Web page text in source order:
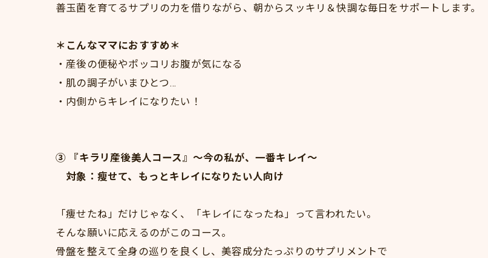
善玉菌を育てるサプリの力を借りながら、朝からスッキリ＆快調な毎日をサポートします。
＊こんなママにおすすめ＊
・産後の便秘やポッコリお腹が気になる
・肌の調子がいまひとつ…
・内側からキレイになりたい！
③ 『キラリ産後美人コース』～今の私が、一番キレイ～
対象：瘦せて、もっとキレイになりたい人向け
「痩せたね」だけじゃなく、「キレイになったね」って言われたい。
そんな願いに応えるのがこのコース。
骨盤を整えて全身の巡りを良くし、美容成分たっぷりのサプリメントで